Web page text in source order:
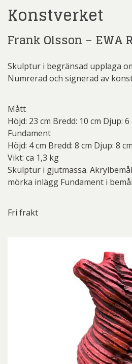
Konstverket
Frank Olsson – EWA
Skulptur i begränsad upplaga
Numrerad och signerad av
Mått
Höjd: 23 cm Bredd: 10 cm Djup: 6
Fundament
Höjd: 4 cm Bredd: 8 cm Djup: 8 cm
Vikt: ca 1,3 kg
Skulptur i gjutmassa.
mörka inlägg Fundament i
Fri frakt